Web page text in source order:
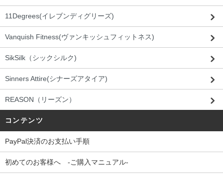
11Degrees(イレブンディグリーズ)
Vanquish Fitness(ヴァンキッシュフィットネス)
SikSilk（シックシルク)
Sinners Attire(シナーズアタイア)
REASON（リーズン）
コンテンツ
PayPal決済のお支払い手順
初めてのお客様へ -ご購入マニュアル-